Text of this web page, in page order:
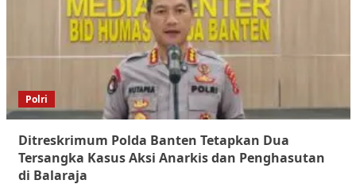
Polri
Ditreskrimum Polda Banten Tetapkan Dua
Tersangka Kasus Aksi Anarkis dan Penghasutan
di Balaraja